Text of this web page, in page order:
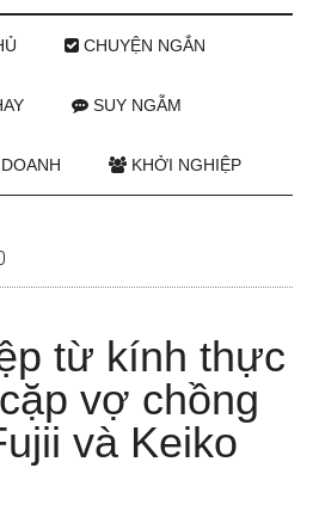
CHUYỆN NGẮN
SUY NGẪM
KHỞI NGHIỆP
từ kính thực
vợ chồng
và Keiko